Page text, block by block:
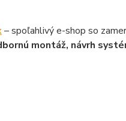
– spoľahlivý e-shop so
montáž, návrh